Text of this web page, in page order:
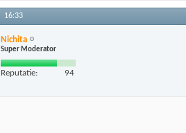
16:33
Nichita
Super Moderator
Reputatie: 94